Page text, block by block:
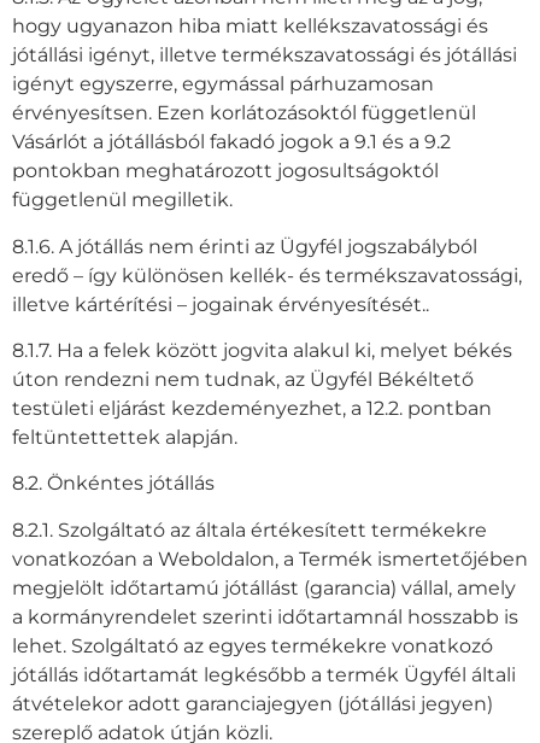
hogy ugyanazon hiba miatt kellékszavatossági és
jótállási igényt, illetve termékszavatossági és jótállási
igényt egyszerre, egymással párhuzamosan
érvényesítsen. Ezen korlátozásoktól függetlenül
Vásárlót a jótállásból fakadó jogok a 9.1 és a 9.2
pontokban meghatározott jogosultságoktól
függetlenül megilletik.
8.1.6. A jótállás nem érinti az Ügyfél jogszabályból
eredő – így különösen kellék- és termékszavatossági,
illetve kártérítési – jogainak érvényesítését..
8.1.7. Ha a felek között jogvita alakul ki, melyet békés
úton rendezni nem tudnak, az Ügyfél Békéltető
testületi eljárást kezdeményezhet, a 12.2. pontban
feltüntettettek alapján.
8.2. Önkéntes jótállás
8.2.1. Szolgáltató az általa értékesített termékekre
vonatkozóan a Weboldalon, a Termék ismertetőjében
megjelölt időtartamú jótállást (garancia) vállal, amely
a kormányrendelet szerinti időtartamnál hosszabb is
lehet. Szolgáltató az egyes termékekre vonatkozó
jótállás időtartamát legkésőbb a termék Ügyfél általi
átvételekor adott garanciajegyen (jótállási jegyen)
szereplő adatok útján közli.